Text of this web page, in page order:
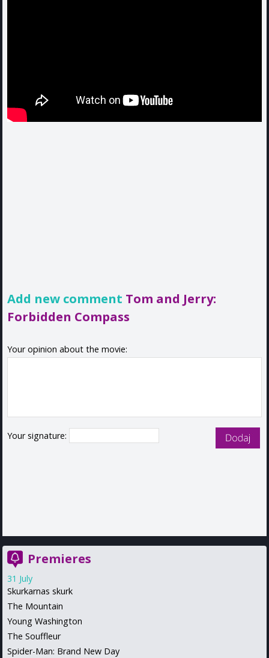
Add new comment Tom and Jerry:
Forbidden Compass
Your opinion about the movie:
Your signature:
Premieres
31 July
Skurkarnas skurk
The Mountain
Young Washington
The Souffleur
Spider-Man: Brand New Day